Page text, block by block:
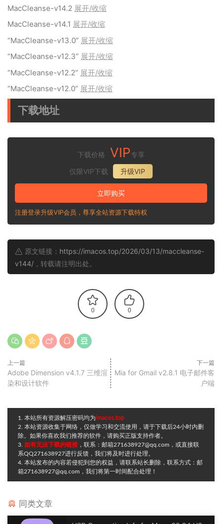
MacCleanse-v14.2 展开/收缩
MacCleanse-v14.1 展开/收缩
“MacCleanse-v13.0” 展开/收缩
“MacCleanse-v12.3” 展开/收缩
“MacCleanse-v12.2” 展开/收缩
“MacCleanse-v12.0” 展开/收缩
下载地址
下载价格 VIP专享
仅限VIP下载
升级VIP
立即购买
注册登录升级VIP会员，尊享全站资源下载特权
原文链接： https://imacos.top/2026/03/13/maccleanse-
v144/ ，转载请注明出处。
0 0
上一篇
Adobe Dimension v4.1.7 三维渲
染和设计软件
下一篇
Mia for Gmail v2.8.1 电子邮件客
户端
1. 本站所有资源解压密码均为imacos.top
2. 本站资源收集于网络，仅做学习和交流使用，请于下载后24小时内删
除。如果你喜欢我们推荐的软件，请购买正版支持作者。
3. 如有无法下载的链接 ，联系：邮箱271638927@qq.com，或直接联
系QQ271638927进行反馈，我们将及时进行处理。
4. 本站发布的内容若侵犯到您的权益，请联系站长删除，联系方式：邮
箱271638927@qq.com，我们将第一时间配合处理！
同类文章